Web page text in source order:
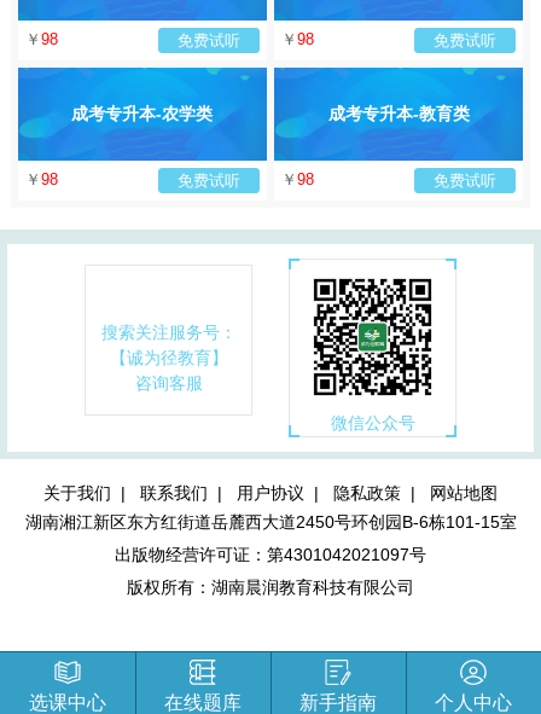
￥ 98 免费试听 ￥ 98 免费试听
成考专升本-农学类
￥ 98 免费试听
成考专升本-教育类
￥ 98 免费试听
搜索关注服务号：
【诚为径教育】
咨询客服
微信公众号
关于我们 | 联系我们 | 用户协议 | 隐私政策 |
网站地图
湖南湘江新区东方红街道岳麓西大道2450号环创园B-6栋101-15室
出版物经营许可证：第4301042021097号
版权所有：湖南晨润教育科技有限公司
选课中心 在线题库 新手指南 个人中心